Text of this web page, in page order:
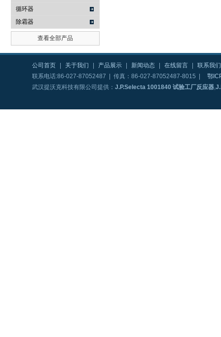
循环器
除霜器
查看全部产品
公司首页 关于我们 产品展示 新闻动态 在线留言
联系我们
联系电话:86-027-87052487 | 传真：86-027-87052487-8015 |
鄂
武汉提沃克科技有限公司提供： J.P.Selecta 1001840 试验工厂反应器,